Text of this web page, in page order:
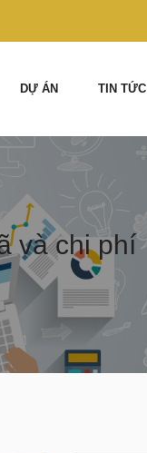
DỰ ÁN TIN TỨC
và chi phí